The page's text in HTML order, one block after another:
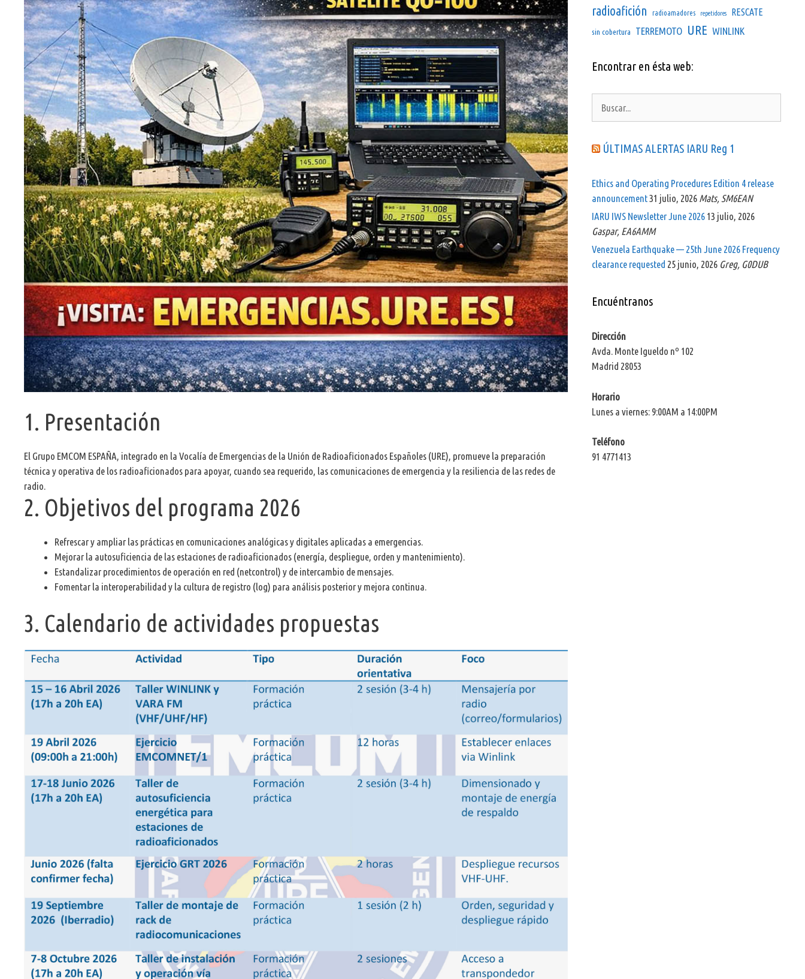
1. Presentación
El Grupo EMCOM ESPAÑA, integrado en la Vocalía de Emergencias de la Unión de Radioaficionados Españoles (URE), promueve la preparación
técnica y operativa de los radioaficionados para apoyar, cuando sea requerido, las comunicaciones de emergencia y la resiliencia de las redes de
radio.
2. Objetivos del programa 2026
Refrescar y ampliar las prácticas en comunicaciones analógicas y digitales aplicadas a emergencias.
Mejorar la autosuficiencia de las estaciones de radioaficionados (energía, despliegue, orden y mantenimiento).
Estandalizar procedimientos de operación en red (netcontrol) y de intercambio de mensajes.
Fomentar la interoperabilidad y la cultura de registro (log) para análisis posterior y mejora continua.
3. Calendario de actividades propuestas
radioafición radioamadores repetidores RESCATE
sin cobertura TERREMOTO URE WINLINK
Encontrar en ésta web:
ÚLTIMAS ALERTAS IARU Reg 1
Ethics and Operating Procedures Edition 4 release
announcement31 julio, 2026 Mats, SM6EAN
IARU IWS Newsletter June 2026 13 julio, 2026
Gaspar, EA6AMM
Venezuela Earthquake — 25th June 2026 Frequency
clearance requested 25 junio, 2026 Greg, G0DUB
Encuéntranos
Dirección
Avda. Monte Igueldo nº 102
Madrid 28053
Horario
Lunes a viernes: 9:00AM a 14:00PM
Teléfono
91 4771413